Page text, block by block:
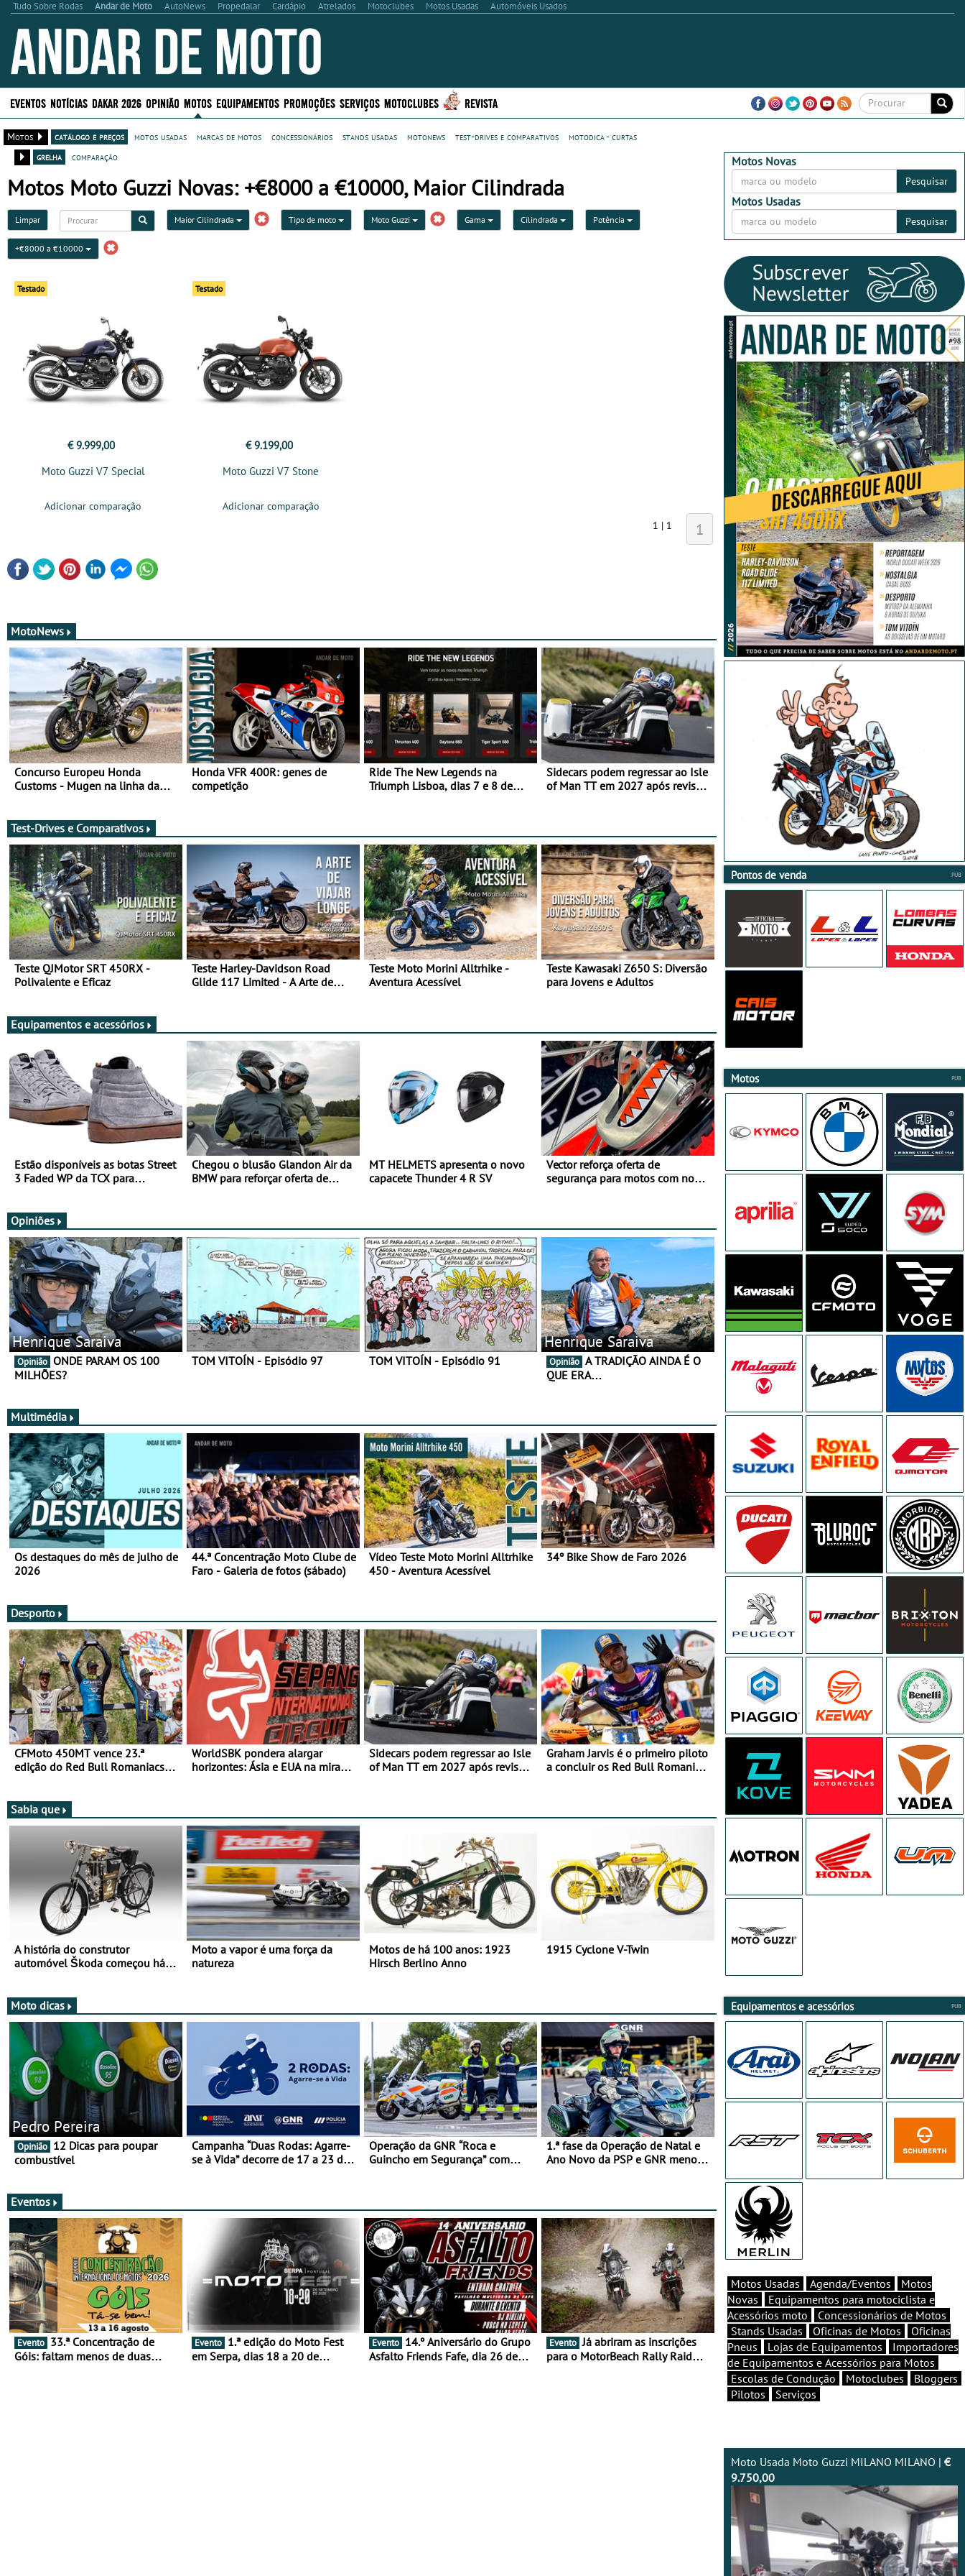
Tudo Sobre Rodas Andar de Moto AutoNews Propedalar Cardápio Atrelados Motoclubes Motos Usadas Automóveis Usados
EVENTOS NOTÍCIAS DAKAR 2026 OPINIÃO MOTOS EQUIPAMENTOS PROMOÇÕES SERVIÇOS MOTOCLUBES REVISTA
Motos catálogo e preços motos usadas marcas de motos concessionários stands usadas motonews test-drives e comparativos
motodica - curtas
grelha
comparação
Motos Moto Guzzi Novas: +€8000 a €10000, Maior Cilindrada
Limpar Maior Cilindrada Tipo de moto Moto Guzzi Gama Cilindrada Potência
+€8000 a €10000
Testado
€ 9.999,00
Moto Guzzi V7 Special
Adicionar comparação
Testado
€ 9.199,00
Moto Guzzi V7 Stone
Adicionar comparação
1 | 1
1
MotoNews
Concurso Europeu Honda
Customs - Mugen na linha da
Honda VFR 400R: genes de
competição
Ride The New Legends na
Triumph Lisboa, dias 7 e 8 de
Sidecars podem regressar ao Isle
of Man TT em 2027 após revisão
Test-Drives e Comparativos
Teste QJMotor SRT 450RX -
Polivalente e Eficaz
Teste Harley-Davidson Road
Glide 117 Limited - A Arte de
Teste Moto Morini Alltrhike -
Aventura Acessível
Teste Kawasaki Z650 S: Diversão
para Jovens e Adultos
Equipamentos e acessórios
Estão disponíveis as botas Street
3 Faded WP da TCX para
Chegou o blusão Glandon Air da
BMW para reforçar oferta de
MT HELMETS apresenta o novo
capacete Thunder 4 R SV
Vector reforça oferta de
segurança para motos com nova
Opiniões
Henrique Saraiva
Opinião
MILHÕES?
TOM VITOÍN - Episódio 97 TOM VITOÍN - Episódio 91
Henrique Saraiva
Opinião
QUE ERA…
Multimédia
Os destaques do mês de julho de
2026
44.ª Concentração Moto Clube de
Faro - Galeria de fotos (sábado)
Vídeo Teste Moto Morini Alltrhike
450 - Aventura Acessível
34º Bike Show de Faro 2026
Desporto
CFMoto 450MT vence 23.ª
edição do Red Bull Romaniacs
WorldSBK pondera alargar
horizontes: Ásia e EUA na mira
Sidecars podem regressar ao Isle
of Man TT em 2027 após revisão
Graham Jarvis é o primeiro piloto
a concluir os Red Bull Romaniacs
Sabia que
A história do construtor
automóvel Škoda começou há
Moto a vapor é uma força da
natureza
Motos de há 100 anos: 1923
Hirsch Berlino Anno
1915 Cyclone V-Twin
Moto dicas
Pedro Pereira
Opinião
combustível
Campanha “Duas Rodas: Agarre-
se à Vida” decorre de 17 a 23 de
Operação da GNR “Roca e
Guincho em Segurança” com
1.ª fase da Operação de Natal e
Ano Novo da PSP e GNR menos
Eventos
Evento
Góis: faltam menos de duas
Evento
em Serpa, dias 18 a 20 de
Evento
Asfalto Friends Fafe, dia 26 de
Evento Já abriram as inscrições
para o MotorBeach Rally Raid
Motos Novas
Pesquisar
Motos Usadas
Pesquisar
Pontos de venda
Motos
Equipamentos e acessórios
Motos Usadas Agenda/Eventos
Motos
Novas
Equipamentos para motociclista e
Acessórios moto
Concessionários de Motos
Stands Usadas
Oficinas de Motos
Oficinas
Pneus
Lojas de Equipamentos
Importadores
de Equipamentos e Acessórios para Motos
Escolas de Condução
Motoclubes
Bloggers
Pilotos
Serviços
Moto Usada Moto Guzzi MILANO MILANO | €
9.750,00